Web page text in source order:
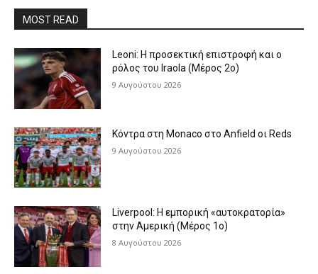
MOST READ
Leoni: Η προσεκτική επιστροφή και ο
ρόλος του Iraola (Μέρος 2ο)
9 Αυγούστου 2026
Κόντρα στη Monaco στο Anfield οι Reds
9 Αυγούστου 2026
Liverpool: Η εμπορική «αυτοκρατορία»
στην Αμερική (Μέρος 1ο)
8 Αυγούστου 2026